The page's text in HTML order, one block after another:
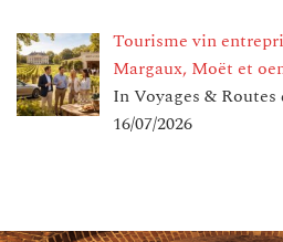
Tourisme vin
Margaux, Moët et
In Voyages & Routes
16/07/2026